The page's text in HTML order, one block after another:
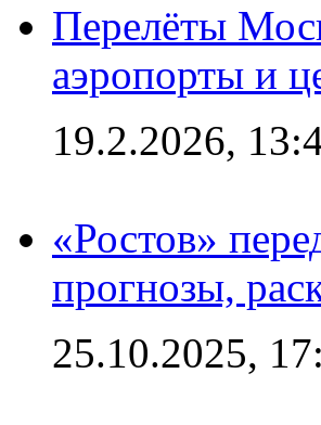
Перелёты
аэропорты и
19.2.2026,
«Ростов»
прогнозы,
25.10.2025,